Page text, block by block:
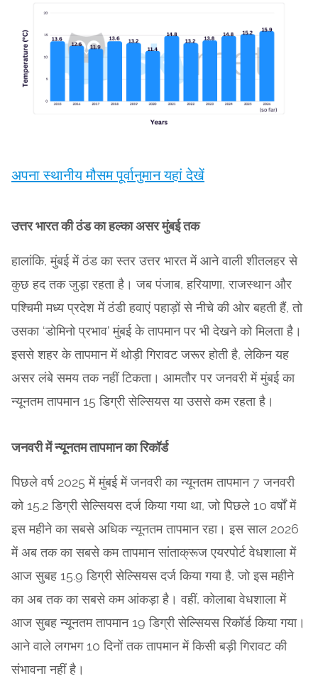
अपना स्थानीय मौसम पूर्वानुमान यहां देखें
उत्तर भारत की ठंड का हल्का असर मुंबई तक
हालांकि, मुंबई में ठंड का स्तर उत्तर भारत में आने वाली शीतलहर से
कुछ हद तक जुड़ा रहता है। जब पंजाब, हरियाणा, राजस्थान और
पश्चिमी मध्य प्रदेश में ठंडी हवाएं पहाड़ों से नीचे की ओर बहती हैं, तो
उसका ‘डोमिनो प्रभाव’ मुंबई के तापमान पर भी देखने को मिलता है।
इससे शहर के तापमान में थोड़ी गिरावट जरूर होती है, लेकिन यह
असर लंबे समय तक नहीं टिकता। आमतौर पर जनवरी में मुंबई का
न्यूनतम तापमान 15 डिग्री सेल्सियस या उससे कम रहता है।
जनवरी में न्यूनतम तापमान का रिकॉर्ड
पिछले वर्ष 2025 में मुंबई में जनवरी का न्यूनतम तापमान 7 जनवरी
को 15.2 डिग्री सेल्सियस दर्ज किया गया था, जो पिछले 10 वर्षों में
इस महीने का सबसे अधिक न्यूनतम तापमान रहा। इस साल 2026
में अब तक का सबसे कम तापमान सांताक्रूज एयरपोर्ट वेधशाला में
आज सुबह 15.9 डिग्री सेल्सियस दर्ज किया गया है, जो इस महीने
का अब तक का सबसे कम आंकड़ा है। वहीं, कोलाबा वेधशाला में
आज सुबह न्यूनतम तापमान 19 डिग्री सेल्सियस रिकॉर्ड किया गया।
आने वाले लगभग 10 दिनों तक तापमान में किसी बड़ी गिरावट की
संभावना नहीं है।